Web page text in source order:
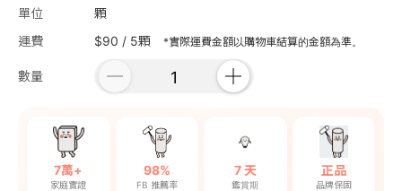
單位
顆
運費
$90 / 5顆 *實際運費金額以購物車結算的金額為準。
數量
7萬+
家庭實證
98%
FB 推薦率
7 天
鑑賞期
正品
品牌保固